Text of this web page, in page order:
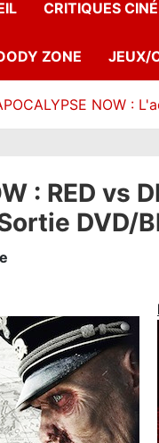
CRITIQUES
ZONE JEUX/
NOW :
: RED vs
DVD/